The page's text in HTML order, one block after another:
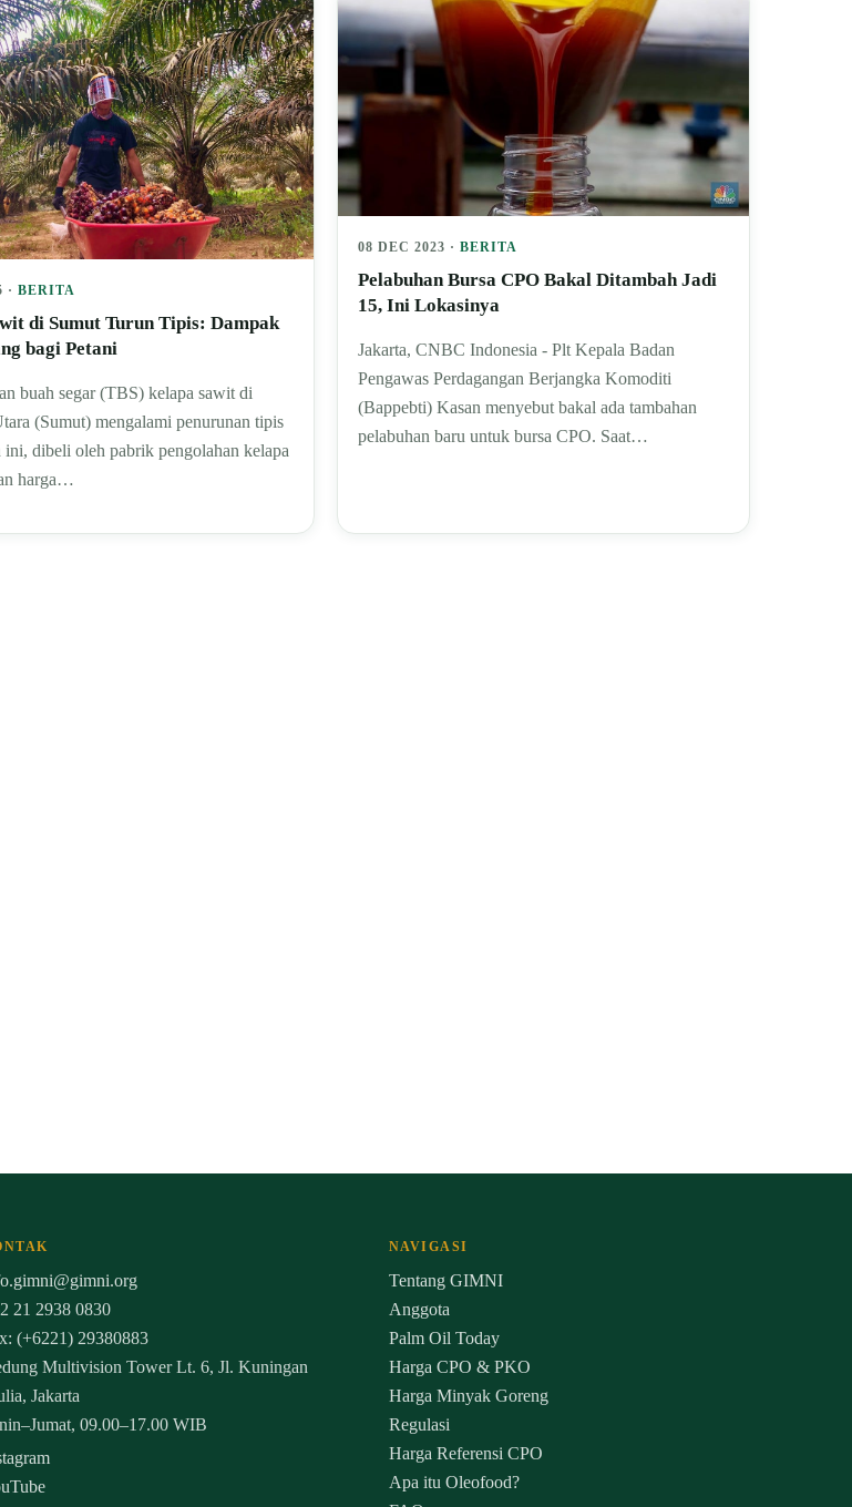
·BERITA
di Sumut Turun Tipis: Dampak
bagi Petani
buah segar (TBS) kelapa sawit di
(Sumut) mengalami penurunan tipis
ini, dibeli oleh pabrik pengolahan kelapa
harga…
08 DEC 2023 · BERITA
Pelabuhan Bursa CPO Bakal Ditambah Jadi
15, Ini Lokasinya
Jakarta, CNBC Indonesia - Plt Kepala Badan
Pengawas Perdagangan Berjangka Komoditi
(Bappebti) Kasan menyebut bakal ada tambahan
pelabuhan baru untuk bursa CPO. Saat…
21 2938 0830
(+6221) 29380883
Multivision Tower Lt. 6, Jl. Kuningan
Jakarta
09.00–17.00 WIB
NAVIGASI
Tentang GIMNI
Anggota
Palm Oil Today
Harga CPO & PKO
Harga Minyak Goreng
Regulasi
Harga Referensi CPO
Apa itu Oleofood?